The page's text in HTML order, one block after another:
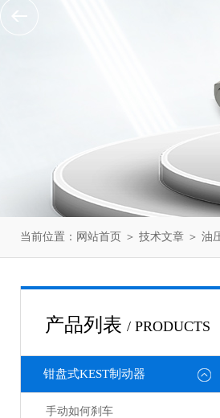
当前位置： 网站首页 ＞ 技术文章 ＞ 油
产品列表 / PRODUCTS
钳盘式KEST制动器
手动如何刹车